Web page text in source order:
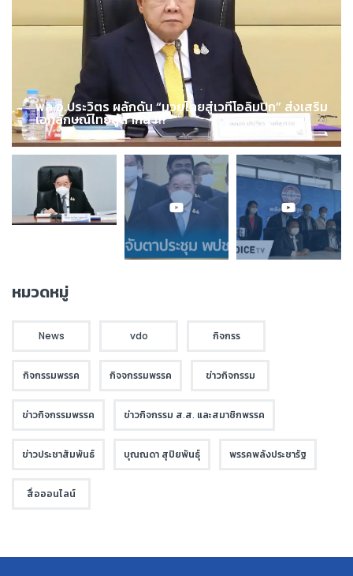
พล.อ.ประวิตร ผลักดัน “มวยไทยสู่เวทีโอลิมปิก” ส่งเสริม
เอกลักษณ์ไทยสู่สากล !!!
หมวดหมู่
News vdo กิจกรร
กิจกรรมพรรค กิจจกรรมพรรค ข่าวกิจกรรม
ข่าวกิจกรรมพรรค ข่าวกิจกรรม ส.ส. และสมาชิกพรรค
ข่าวประชาสัมพันธ์ บุณณดา สุปิยพันธุ์ พรรคพลังประชารัฐ
สื่อออนไลน์